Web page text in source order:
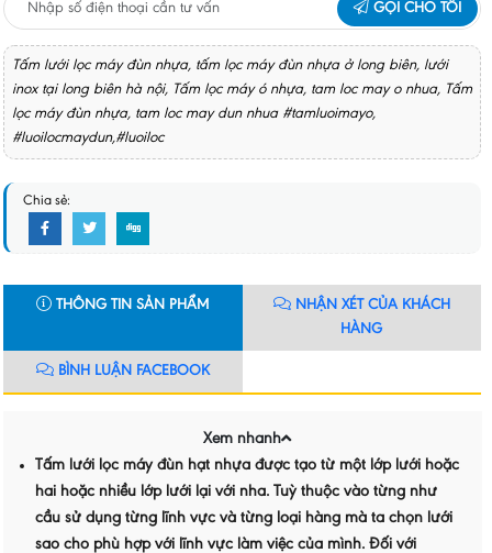
GỌI CHO TÔI
Tấm lưới lọc máy đùn nhựa, tấm lọc máy đùn nhựa ở long biên, lưới
inox tại long biên hà nội, Tấm lọc máy ó nhựa, tam loc may o nhua, Tấm
lọc máy đùn nhựa, tam loc may dun nhua #tamluoimayo,
#luoilocmaydun,#luoiloc
Chia sẻ:
THÔNG TIN SẢN PHẨM
NHẬN XÉT CỦA KHÁCH
HÀNG
BÌNH LUẬN FACEBOOK
Xem nhanh
Tấm lưới lọc máy đùn hạt nhựa được tạo từ một lớp lưới hoặc
hai hoặc nhiều lớp lưới lại với nha. Tuỳ thuộc vào từng như
cầu sử dụng từng lĩnh vực và từng loại hàng mà ta chọn lưới
sao cho phù hợp với lĩnh vực làm việc của mình. Đối với